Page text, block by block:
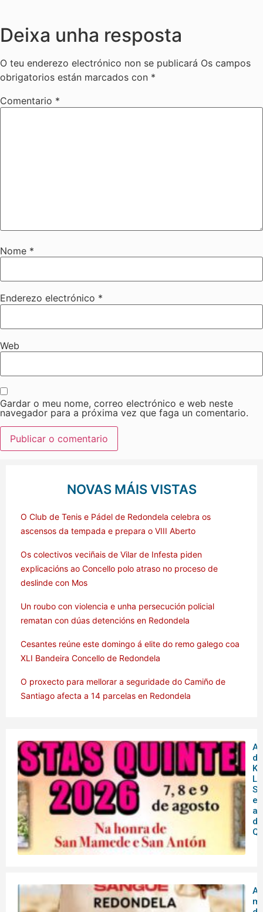
Deixa unha resposta
O teu enderezo electrónico non se publicará Os campos
obrigatorios están marcados con *
Comentario *
Nome *
Enderezo electrónico *
Web
Gardar o meu nome, correo electrónico e web neste
navegador para a próxima vez que faga un comentario.
NOVAS MÁIS VISTAS
O Club de Tenis e Pádel de Redondela celebra os
ascensos da tempada e prepara o VIII Aberto
Os colectivos veciñais de Vilar de Infesta piden
explicacións ao Concello polo atraso no proceso de
deslinde con Mos
Un roubo con violencia e unha persecución policial
rematan con dúas detencións en Redondela
Cesantes reúne este domingo á elite do remo galego coa
XLI Bandeira Concello de Redondela
O proxecto para mellorar a seguridade do Camiño de
Santiago afecta a 14 parcelas en Redondela
de
A